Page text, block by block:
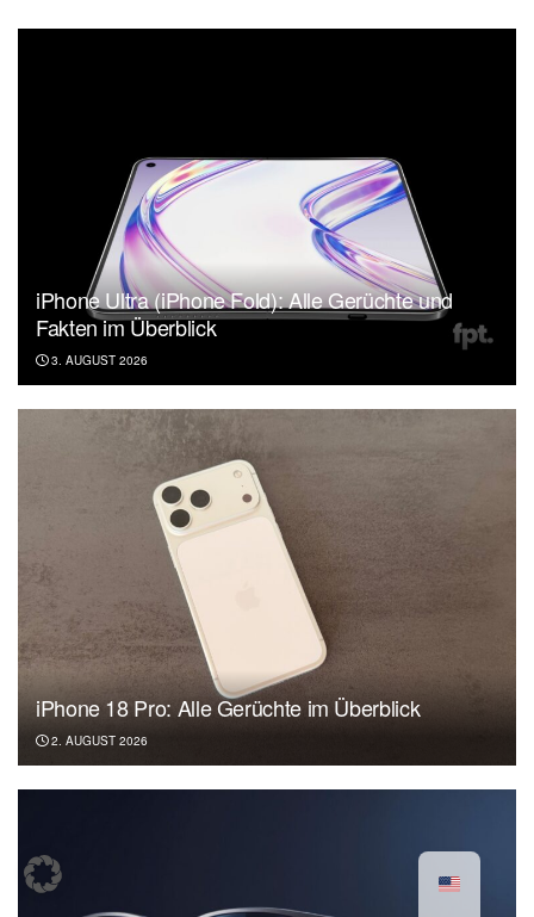
iPhone Ultra (iPhone Fold): Alle Gerüchte und
Fakten im Überblick
3. AUGUST 2026
iPhone 18 Pro: Alle Gerüchte im Überblick
2. AUGUST 2026